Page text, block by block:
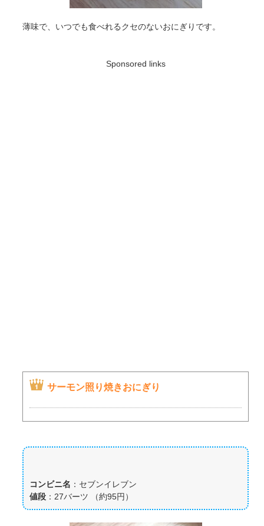
薄味で、いつでも食べれるクセのないおにぎりです。
Sponsored links
サーモン照り焼きおにぎり
コンビニ名 ：セブンイレブン
値段 ：27バーツ （約95円）